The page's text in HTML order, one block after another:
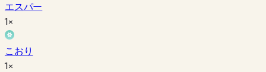
エスパー
1×
こおり
1×